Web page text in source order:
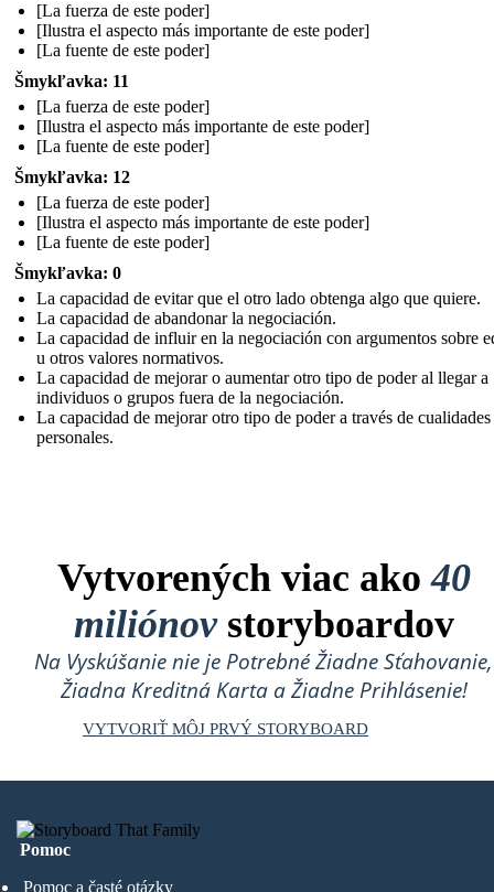
[La fuerza de este poder]
[Ilustra el aspecto más importante de este poder]
[La fuente de este poder]
Šmykľavka: 11
[La fuerza de este poder]
[Ilustra el aspecto más importante de este poder]
[La fuente de este poder]
Šmykľavka: 12
[La fuerza de este poder]
[Ilustra el aspecto más importante de este poder]
[La fuente de este poder]
Šmykľavka: 0
La capacidad de evitar que el otro lado obtenga algo que quiere.
La capacidad de abandonar la negociación.
La capacidad de influir en la negociación con argumentos sobre
u otros valores normativos.
La capacidad de mejorar o aumentar otro tipo de poder al llegar a
individuos o grupos fuera de la negociación.
La capacidad de mejorar otro tipo de poder a través de cualidades
personales.
Vytvorených viac ako40
miliónovstoryboardov
Na Vyskúšanie nie je Potrebné Žiadne Sťahovanie,
Žiadna Kreditná Karta a Žiadne Prihlásenie!
VYTVORIŤ MÔJ PRVÝ STORYBOARD
Pomoc
Pomoc a časté otázky